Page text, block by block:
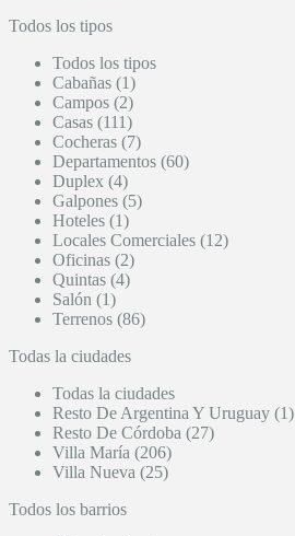
Todos los tipos
Todos los tipos
Cabañas (1)
Campos (2)
Casas (111)
Cocheras (7)
Departamentos (60)
Duplex (4)
Galpones (5)
Hoteles (1)
Locales Comerciales (12)
Oficinas (2)
Quintas (4)
Salón (1)
Terrenos (86)
Todas la ciudades
Todas la ciudades
Resto De Argentina Y Uruguay (1)
Resto De Córdoba (27)
Villa María (206)
Villa Nueva (25)
Todos los barrios